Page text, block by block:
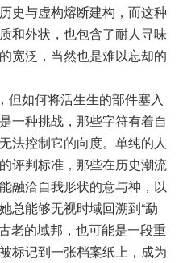
史与虚构熔断建构，而这种
和外状，也包含了耐人寻味
宽泛，当然也是难以忘却的
如何将活生生的部件塞入
一种挑战，那些字符有着自
法控制它的向度。单纯的人
评判标准，那些在历史潮流
融洽自我形状的意与神，以
总能够无视时域回溯到“勐
老的域邦，也可能是一段重
标记到一张档案纸上，成为